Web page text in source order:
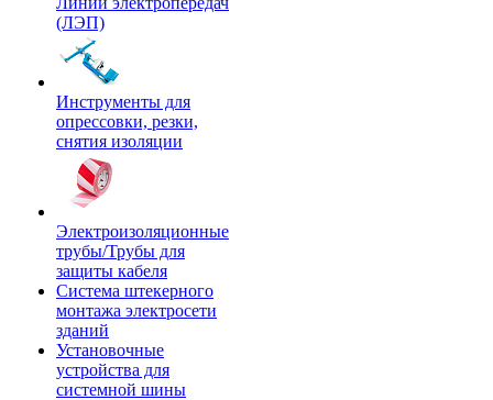
(ЛЭП)
Инструменты для
опрессовки, резки,
снятия изоляции
Электроизоляционные
трубы/Трубы для
защиты кабеля
Система штекерного
монтажа электросети
зданий
Установочные
устройства для
системной шины